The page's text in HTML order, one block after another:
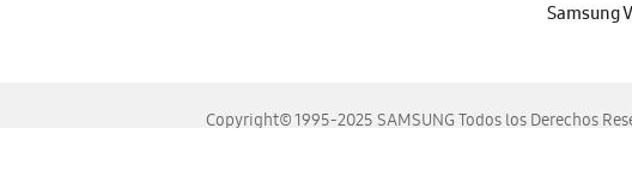
Samsung
Copyright© 1995-2025 SAMSUNG Todos los Derechos